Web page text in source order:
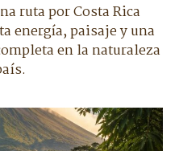
ruta por Costa Rica
energía, paisaje y una
en la naturaleza